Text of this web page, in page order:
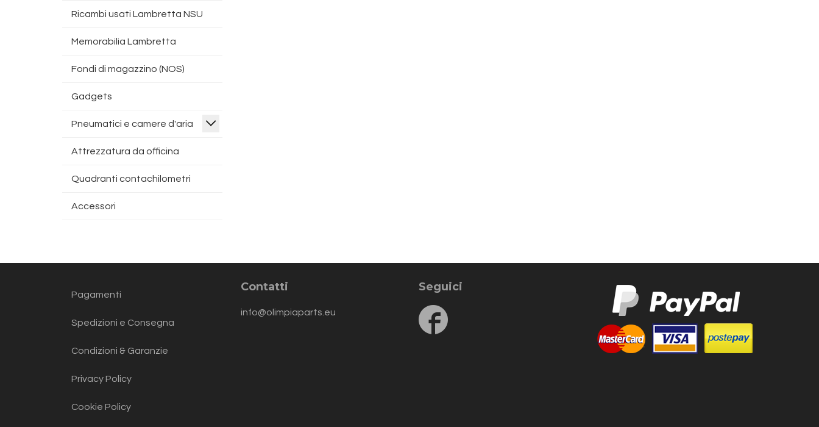
Ricambi usati Lambretta NSU
Memorabilia Lambretta
Fondi di magazzino (NOS)
Gadgets
Pneumatici e camere d'aria
Attrezzatura da officina
Quadranti contachilometri
Accessori
Pagamenti
Spedizioni e Consegna
Condizioni & Garanzie
Privacy Policy
Cookie Policy
Contatti
info@olimpiaparts.eu
Seguici
us